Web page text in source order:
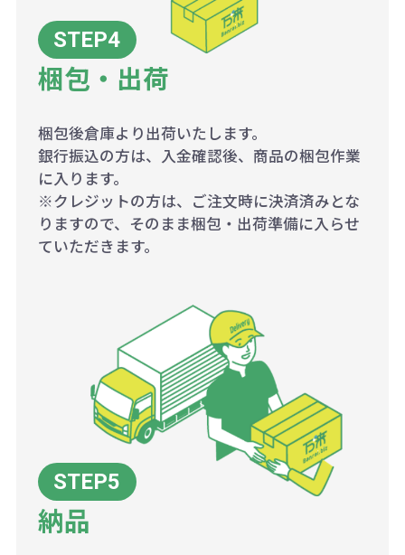
梱包・出荷
梱包後倉庫より出荷いたします。
銀行振込の方は、入金確認後、商品の梱包作業
に入ります。
※クレジットの方は、ご注文時に決済済みとな
りますので、そのまま梱包・出荷準備に入らせ
ていただきます。
納品